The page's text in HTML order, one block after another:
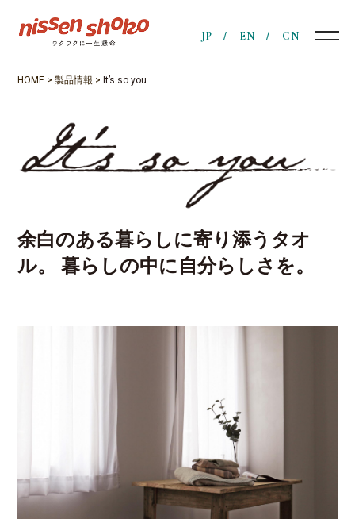
JP EN CN
HOME >製品情報 > It’s so you
余白のある暮らしに寄り添うタオ
ル。
暮らしの中に自分らしさを。